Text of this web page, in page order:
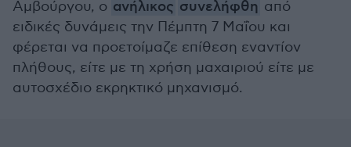
Αμβούργου, ο ανήλικος συνελήφθη από
ειδικές δυνάμεις την Πέμπτη 7 Μαΐου και
φέρεται να προετοίμαζε επίθεση εναντίον
πλήθους, είτε με τη χρήση μαχαιριού είτε με
αυτοσχέδιο εκρηκτικό μηχανισμό.